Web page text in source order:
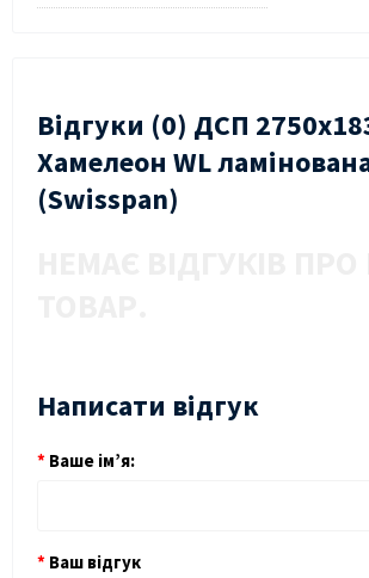
Відгуки (0) ДСП
Хамелеон WL
(Swisspan)
Написати відгук
Ваше ім’я:
Ваш відгук